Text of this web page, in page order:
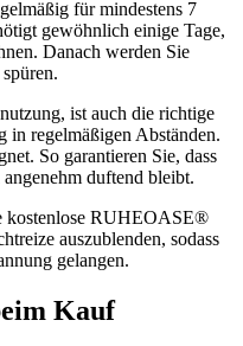
für mindestens 7
gewöhnlich einige Tage,
Danach werden Sie
ist auch die richtige
in regelmäßigen Abständen.
So garantieren Sie, dass
duftend bleibt.
kostenlose RUHEOASE®
auszublenden, sodass
gelangen.
Kauf